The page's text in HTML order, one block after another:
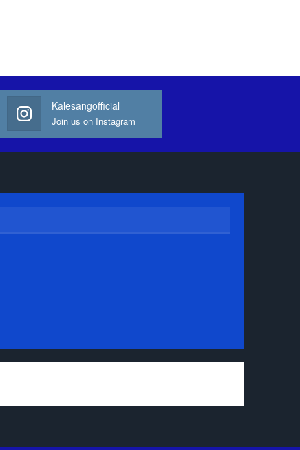
Kalesangofficial
Join us on Instagram